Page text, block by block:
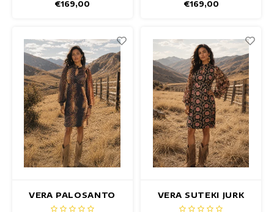
Lange Mouw Jurken
Luxe jurken
Maxi jurken
Mouwloze Jurken
Wikkeljurken
Zomerjurken
€169,00
€169,00
VERA PALOSANTO
JURK
VERA SUTEKI JURK